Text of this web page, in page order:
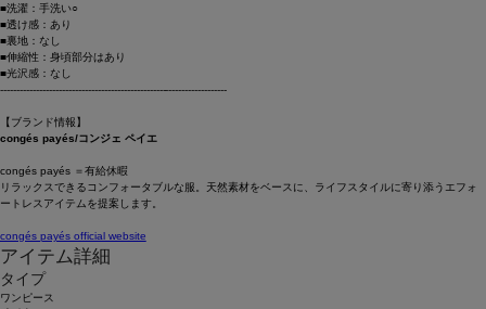
■洗濯：手洗い○
■透け感：あり
■裏地：なし
■伸縮性：身頃部分はあり
■光沢感：なし
----------------------------------------------------------------------
【ブランド情報】
congés payés/コンジェ ペイエ
congés payés ＝有給休暇
リラックスできるコンフォータブルな服。天然素材をベースに、ライフスタイルに寄り添うエフォ
ートレスアイテムを提案します。
congés payés official website
アイテム詳細
タイプ
ワンピース